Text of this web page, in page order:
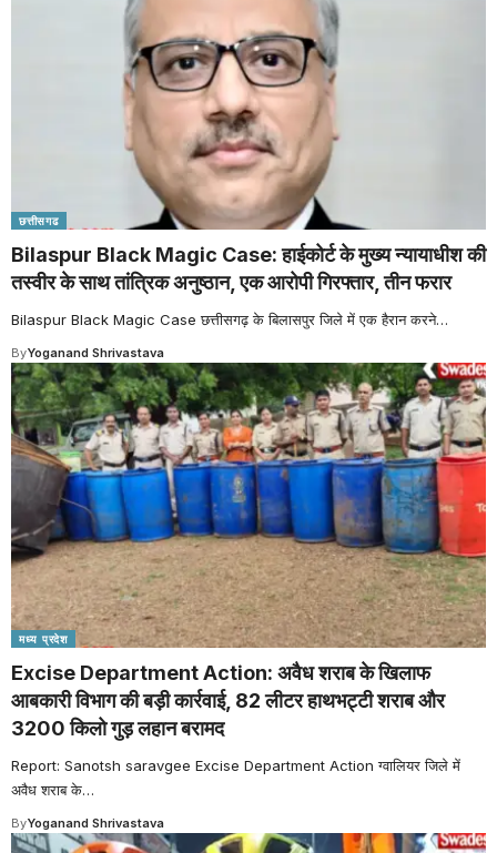
छत्तीसगढ
Bilaspur Black Magic Case: हाईकोर्ट के मुख्य न्यायाधीश की
तस्वीर के साथ तांत्रिक अनुष्ठान, एक आरोपी गिरफ्तार, तीन फरार
Bilaspur Black Magic Case छत्तीसगढ़ के बिलासपुर जिले में एक हैरान करने…
ByYoganand Shrivastava
मध्य प्रदेश
Excise Department Action: अवैध शराब के खिलाफ
आबकारी विभाग की बड़ी कार्रवाई, 82 लीटर हाथभट्टी शराब और
3200 किलो गुड़ लहान बरामद
Report: Sanotsh saravgee Excise Department Action ग्वालियर जिले में
अवैध शराब के…
ByYoganand Shrivastava